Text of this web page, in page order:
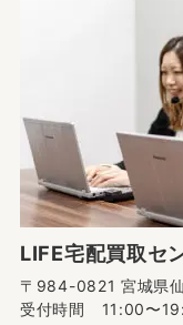
LIFE宅配買取セ
〒984-0821 宮城県
受付時間 11:00〜